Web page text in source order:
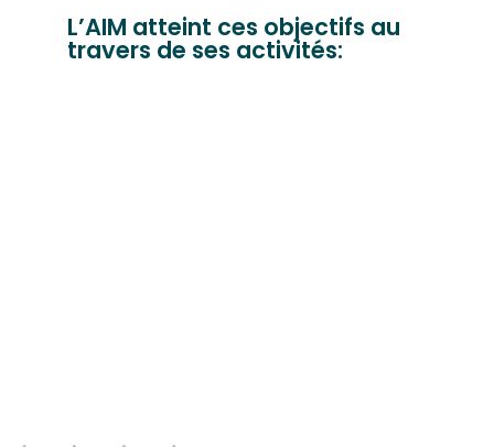
L’AIM atteint ces objectifs au
travers de ses activités: